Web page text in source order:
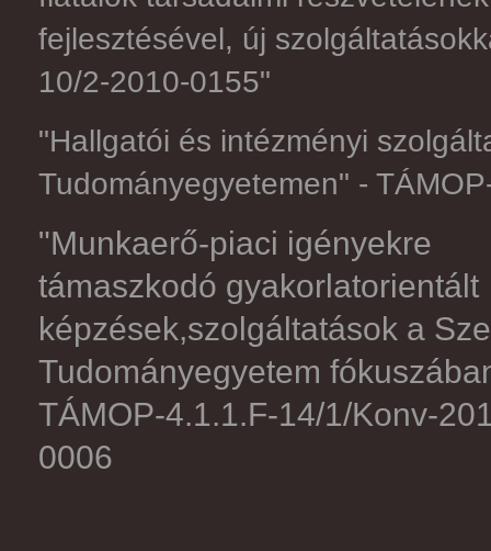
fejlesztésével, új
10/2-2010-0155"
"Hallgatói és intézményi
Tudományegyetemen" -
"Munkaerő-piaci igényekre
támaszkodó gyakorlatorientált
képzések,szolgáltatások a
Tudományegyetem
TÁMOP-4.1.1.F-14/1/Konv-
0006